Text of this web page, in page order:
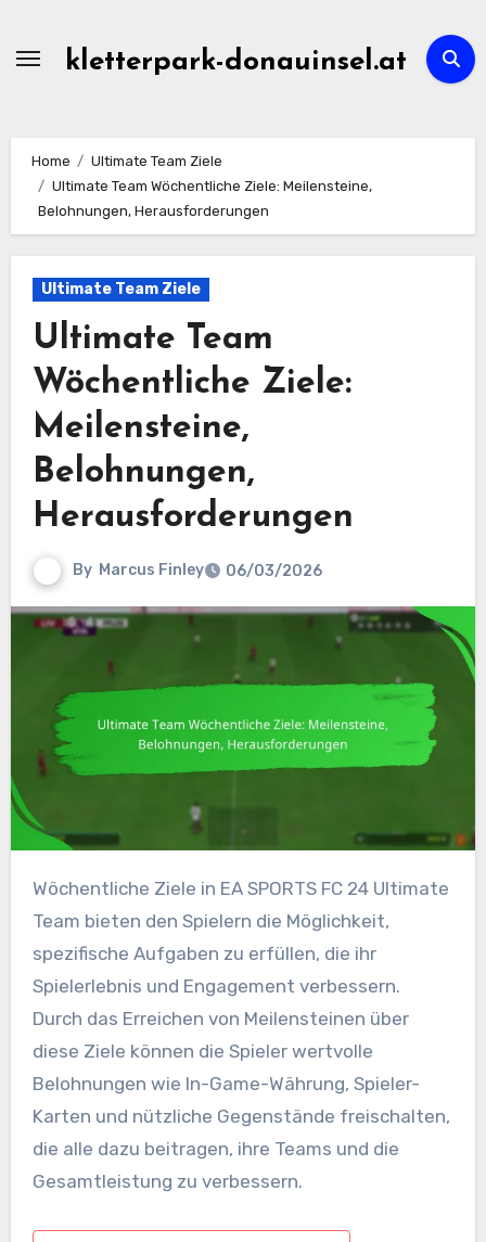
kletterpark-donauinsel.at
Home
Ultimate Team Ziele
Ultimate Team Wöchentliche Ziele: Meilensteine,
Belohnungen, Herausforderungen
Ultimate Team Ziele
Ultimate Team
Wöchentliche Ziele:
Meilensteine,
Belohnungen,
Herausforderungen
By Marcus Finley 06/03/2026
Wöchentliche Ziele in EA SPORTS FC 24 Ultimate
Team bieten den Spielern die Möglichkeit,
spezifische Aufgaben zu erfüllen, die ihr
Spielerlebnis und Engagement verbessern.
Durch das Erreichen von Meilensteinen über
diese Ziele können die Spieler wertvolle
Belohnungen wie In-Game-Währung, Spieler-
Karten und nützliche Gegenstände freischalten,
die alle dazu beitragen, ihre Teams und die
Gesamtleistung zu verbessern.